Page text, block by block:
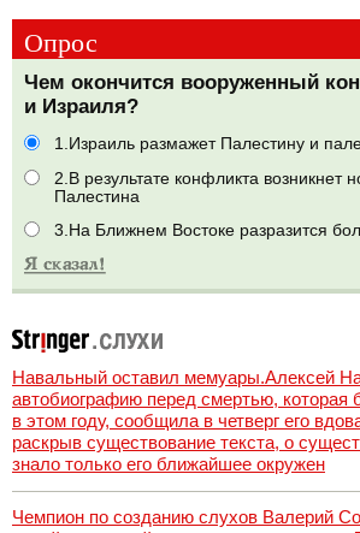
Опрос
Чем окончится вооруженный
и Израиля?
1.Израиль размажет Палестину и
2.В результате конфликта возникнет
Палестина
3.На Ближнем Востоке разразится
Навальный оставил мемуары.Алексей
автобиографию перед смертью, которая
в этом году, сообщила в четверг его
раскрыв существование текста, о
знало только его ближайшее окружен
Чемпион по созданию слухов Валерий